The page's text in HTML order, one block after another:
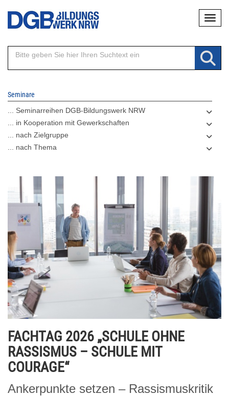
Direkt
Inhalt
Seminare
... Seminarreihen DGB-Bildungswerk NRW
... in Kooperation mit Gewerkschaften
... nach Zielgruppe
... nach Thema
FACHTAG 2026 „SCHULE OHNE
RASSISMUS – SCHULE MIT
COURAGE“
Ankerpunkte setzen – Rassismuskritik